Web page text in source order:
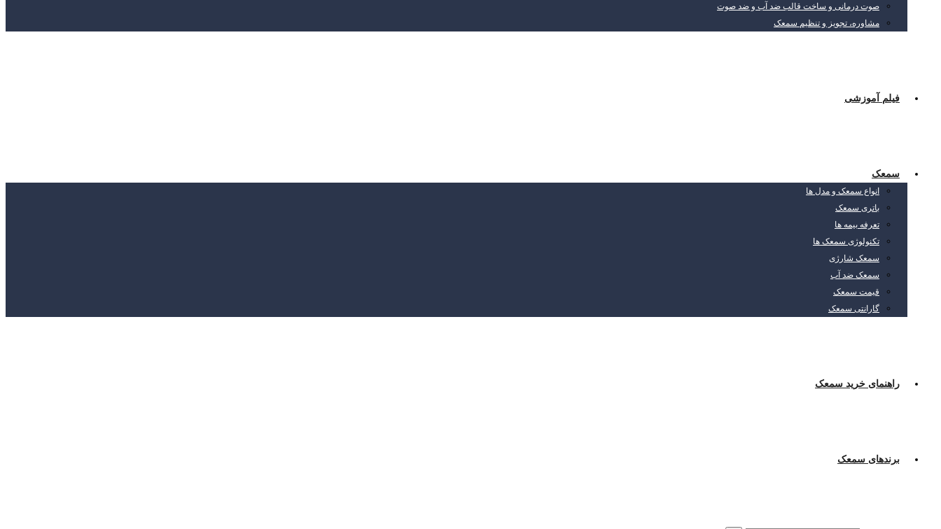
صوت درمانی و ساخت قالب ضد آب و ضد صوت
مشاوره، تجویز و تنظیم سمعک
فیلم آموزشی
سمعک
انواع سمعک و مدل ها
باتری سمعک
تعرفه بیمه ها
تکنولوژی سمعک ها
سمعک شارژی
سمعک ضد آب
قیمت سمعک
گارانتی سمعک
راهنمای خرید سمعک
برندهای سمعک